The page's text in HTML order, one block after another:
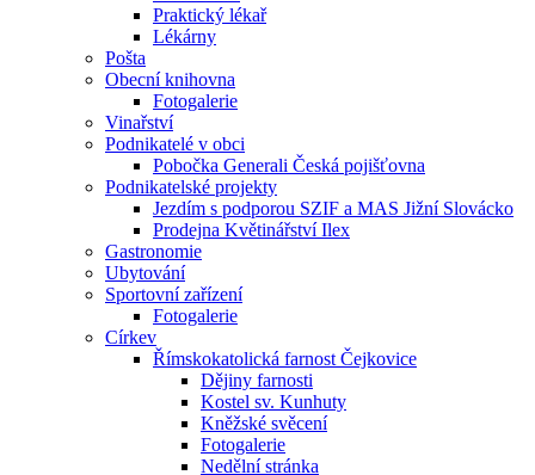
Praktický lékař
Lékárny
Pošta
Obecní knihovna
Fotogalerie
Vinařství
Podnikatelé v obci
Pobočka Generali Česká pojišťovna
Podnikatelské projekty
Jezdím s podporou SZIF a MAS Jižní Slovácko
Prodejna Květinářství Ilex
Gastronomie
Ubytování
Sportovní zařízení
Fotogalerie
Církev
Římskokatolická farnost Čejkovice
Dějiny farnosti
Kostel sv. Kunhuty
Kněžské svěcení
Fotogalerie
Nedělní stránka